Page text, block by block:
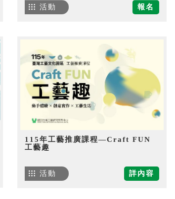
報名
活動
115年工藝推廣課程—Craft FUN
工藝趣
詳內容
活動